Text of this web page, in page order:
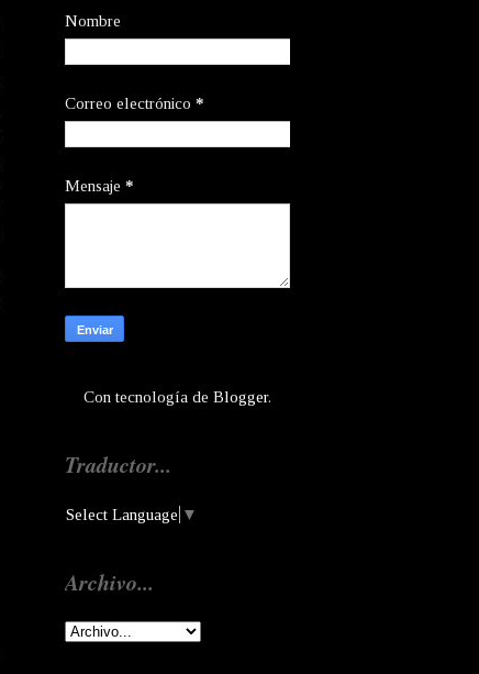
Nombre
Correo electrónico *
Mensaje *
Con tecnología de Blogger.
Traductor...
Select Language ▼
Archivo...